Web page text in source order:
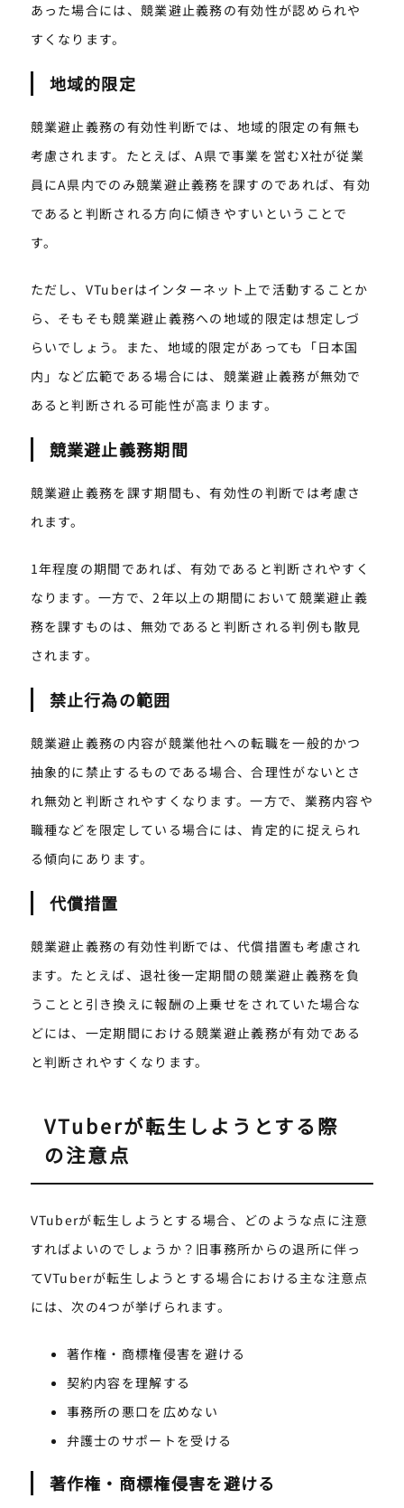
あった場合には、競業避止義務の有効性が認められや
すくなります。
地域的限定
競業避止義務の有効性判断では、地域的限定の有無も
考慮されます。たとえば、A県で事業を営むX社が従業
員にA県内でのみ競業避止義務を課すのであれば、有効
であると判断される方向に傾きやすいということで
す。
ただし、VTuberはインターネット上で活動することか
ら、そもそも競業避止義務への地域的限定は想定しづ
らいでしょう。また、地域的限定があっても「日本国
内」など広範である場合には、競業避止義務が無効で
あると判断される可能性が高まります。
競業避止義務期間
競業避止義務を課す期間も、有効性の判断では考慮さ
れます。
1年程度の期間であれば、有効であると判断されやすく
なります。一方で、2年以上の期間において競業避止義
務を課すものは、無効であると判断される判例も散見
されます。
禁止行為の範囲
競業避止義務の内容が競業他社への転職を一般的かつ
抽象的に禁止するものである場合、合理性がないとさ
れ無効と判断されやすくなります。一方で、業務内容や
職種などを限定している場合には、肯定的に捉えられ
る傾向にあります。
代償措置
競業避止義務の有効性判断では、代償措置も考慮され
ます。たとえば、退社後一定期間の競業避止義務を負
うことと引き換えに報酬の上乗せをされていた場合な
どには、一定期間における競業避止義務が有効である
と判断されやすくなります。
VTuberが転生しようとする際
の注意点
VTuberが転生しようとする場合、どのような点に注意
すればよいのでしょうか？旧事務所からの退所に伴っ
てVTuberが転生しようとする場合における主な注意点
には、次の4つが挙げられます。
著作権・商標権侵害を避ける
契約内容を理解する
事務所の悪口を広めない
弁護士のサポートを受ける
著作権・商標権侵害を避ける